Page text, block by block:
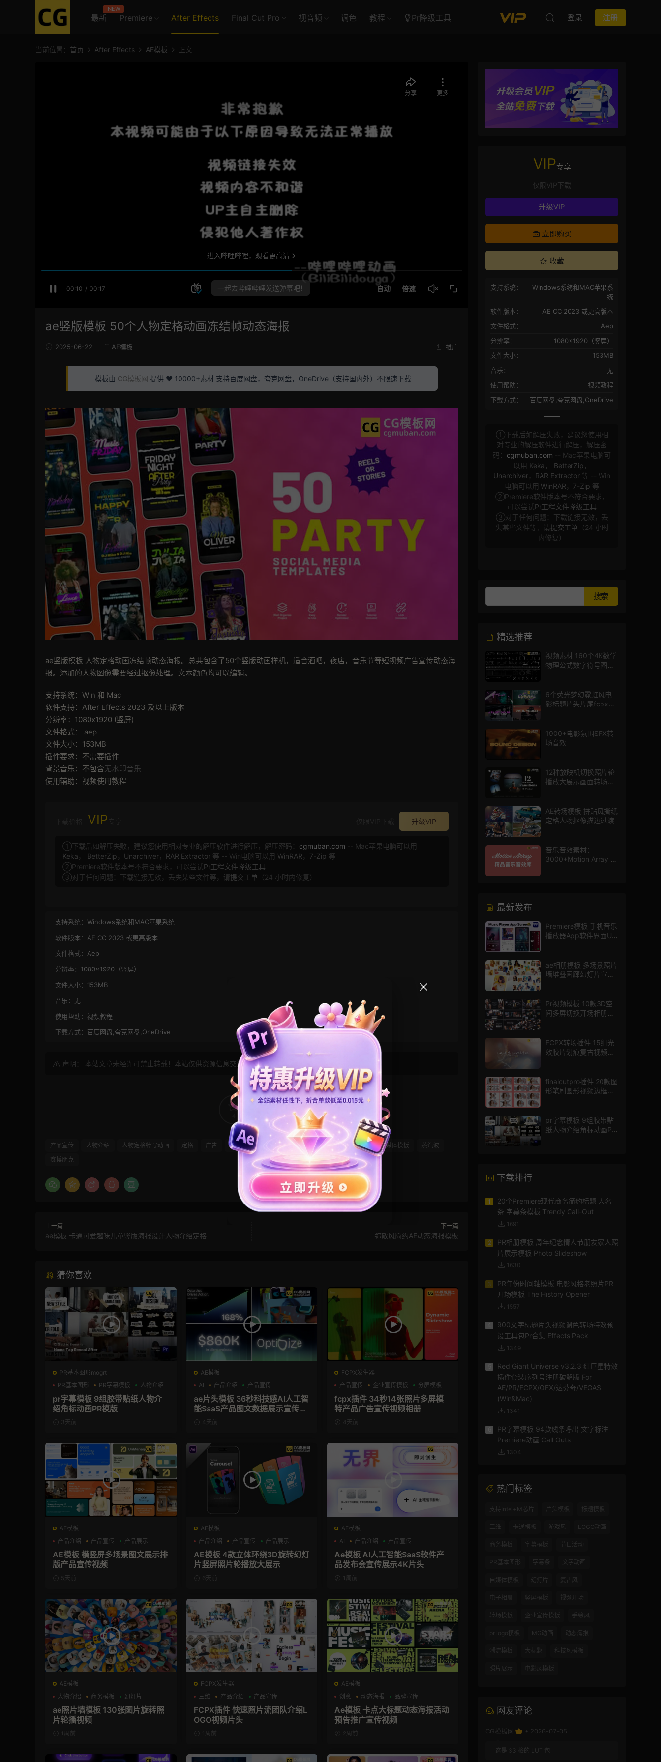
最新
NEW
Premiere After Effects Final Cut Pro 视音频 调色 教程 Pr降级工具 登录 注册
当前位置： 首页 After Effects AE模板 正文
ae竖版模板 50个人物定格动画冻结帧动态海报
2025-06-22 AE模板 推广
模板由 CG模板网 提供 ❤️ 10000+素材 支持百度网盘，夸克网盘，OneDrive（支持国内外）不限速下载
ae竖版模板 人物定格动画冻结帧动态海报。总共包含了50个竖版动画样机，适合酒吧，夜店，音乐节等短视频广告宣传动态海
报。添加的人物图像需要经过抠像处理。文本颜色均可以编辑。
支持系统：Win 和 Mac
软件支持：After Effects 2023 及以上版本
分辨率：1080x1920 (竖屏)
文件格式：.aep
文件大小：153MB
插件要求：不需要插件
背景音乐：不包含无水印音乐
使用辅助：视频使用教程
VIP 升级VIP
①下载后如解压失败，建议您使用相对专业的解压软件进行解压，解压密码： cgmuban.com -- Mac苹果电脑可以用
Keka ， BetterZip ， Unarchiver， RAR Extractor 等 -- Win电脑可以用 WinRAR ， 7-Zip 等
②Premiere软件版本号不符合要求，可以尝试Pr工程文件降级工具
③对于任何问题：下载链接无效，丢失某些文件等，请提交工单 （24 小时内修复）
支持系统： Windows系统和MAC苹果系统
软件版本： AE CC 2023 或更高版本
文件格式： Aep
分辨率： 1080×1920（竖屏）
文件大小： 153MB
音乐： 无
使用帮助： 视频教程
下载方式： 百度网盘,夸克网盘,OneDrive
声明： 本站文章未经许可禁止转载！本站仅供资源信息交流学习， 版权说明
产品宣传 人物介绍 人物定格特写动画 定格 广告 抠像 潮流模板 炫酷 短视频 竖屏模板 自媒体模板
蒸汽波
赛博朋克
上一篇
ae模板 卡通可爱趣味儿童竖版海报设计人物介绍定格
下一篇
弥散风简约AE动态海报模板
猜你喜欢
PR基本图形mogrt
PR基本图形
PR字幕模板 人物介绍
pr字幕模板 9组胶带贴纸人物介
绍角标动画PR模版
3天前
AE模板
AI
产品介绍 产品宣传
ae片头模板 36秒科技感AI人工智
能SaaS产品图文数据展示宣传视
频AE模板
4天前
FCPX发生器
产品宣传
企业宣传模板 分屏模板
fcpx插件 34秒14张照片多屏模
特产品广告宣传视频相册
4天前
AE模板
产品介绍
产品宣传 产品展示
AE模板 横竖屏多场景图文展示排
版产品宣传视频
5天前
AE模板
产品介绍
产品宣传 产品展示
AE模板 4款立体环绕3D旋转幻灯
片竖屏照片轮播放大展示
6天前
AE模板
AI
产品介绍 产品宣传
Ae模板 AI人工智能SaaS软件产
品发布会宣传展示4K片头
1周前
AE模板
人物介绍
商务模板 幻灯片
ae照片墙模板 130张图片旋转照
片轮播视频
1周前
FCPX发生器
三维
产品介绍 产品宣传
FCPX插件 快速照片流团队介绍L
OGO视频片头
1周前
AE模板
创意
动态海报 品牌宣传
Ae模板 卡点大标题动态海报活动
预告推广宣传视频
2周前
VIP专享
仅限VIP下载
升级VIP
立即购买
收藏
支持系统：
Windows系统和MAC苹果系
统
软件版本：
AE CC 2023 或更高版本
文件格式：
Aep
分辨率：
1080×1920（竖屏）
文件大小：
153MB
音乐：
无
使用帮助：
视频教程
下载方式：
百度网盘,夸克网盘,OneDrive
①下载后如解压失败，建议您使用相
对专业的解压软件进行解压，解压密
码： cgmuban.com -- Mac苹果电脑可
以用 Keka ， BetterZip ，
Unarchiver， RAR Extractor 等 -- Win
电脑可以用 WinRAR ， 7-Zip 等
②Premiere软件版本号不符合要求，
可以尝试Pr工程文件降级工具
③对于任何问题：下载链接无效，丢
失某些文件等，请提交工单 （24 小时
内修复）
精选推荐
视频素材 160个4K数学
物理公式数字符号图标
6个荧光梦幻霓虹风电
影标题片头片尾fcpx插
1900+电影氛围SFX转
场音效
12种放映机切换照片轮
播放大展示画面转场动
AE转场模板 拼贴风撕纸
定格人物抠像描边过渡
音乐音效素材：
3000+Motion Array 影
最新发布
Premiere模板 手机音乐
播放器App软件界面UI
ae相册模板 多场景照片
墙堆叠画廊幻灯片宣传
Pr视频模板 10款3D空
间多屏切换开场相册视
FCPX转场插件 15组光
效胶片划痕复古视频过
finalcutpro插件 20款图
形笔刷圆形视频边框遮
pr字幕模板 9组胶带贴
纸人物介绍角标动画PR
下载排行
1
20个Premiere现代商务简约标题 人名
条 字幕条模板 Trendy Call-Out
1691
2
PR相册模板 周年纪念情人节朋友家人照
片展示模板 Photo Slideshow
1630
3
PR年份时间轴模板 电影风格老照片PR
开场模板 The History Opener
1557
900文字标题片头视频调色转场特效预
设工具包Pr合集 Effects Pack
1349
Red Giant Universe v3.2.3 红巨星特效
插件套装序列号注册破解版 For
AE/PR/FCPX/OFX/达芬奇/VEGAS
(Win&Mac)
1341
PR字幕模板 94款线条呼出 文字标注
Premiere动画 Call Outs
1304
热门标签
支持Intel+M芯片 片头模板 标题模板
三维 卡通模板 游戏风 LOGO动画
商务模板 字幕模板 节日活动
PR基本图形 字幕条 文字动画
自媒体模板 幻灯片 复古风
电子相册 竖屏模板 视频开场
转场模板 企业宣传模板 手绘风
pr logo模板 MG动画 动态海报
潮流模板 大标题 科技风模板
照片展示 电影风模板
网友评论
CG模板网 • 2026-07-05
这是 33 格的 LUT 包